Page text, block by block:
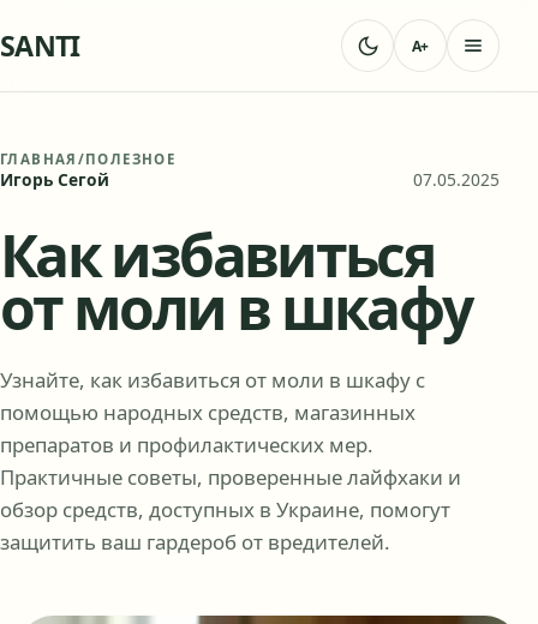
SANTI A+
ГЛАВНАЯ /ПОЛЕЗНОЕ
Игорь Сегой 07.05.2025
Как избавиться
от моли в шкафу
Узнайте, как избавиться от моли в шкафу с
помощью народных средств, магазинных
препаратов и профилактических мер.
Практичные советы, проверенные лайфхаки и
обзор средств, доступных в Украине, помогут
защитить ваш гардероб от вредителей.